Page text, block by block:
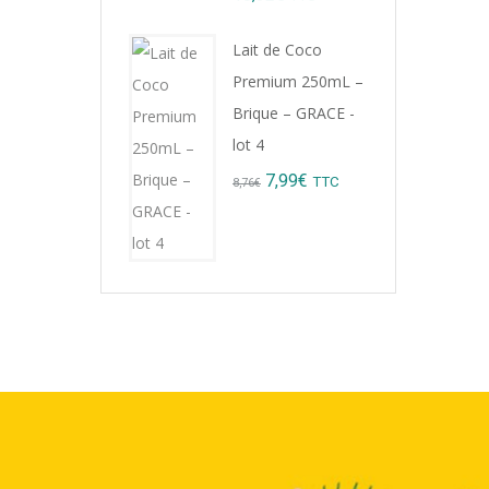
Lait de Coco
Premium 250mL –
Brique – GRACE -
lot 4
8,76€ Original
8,76€.
7,99€ Current
7,99€.
TTC